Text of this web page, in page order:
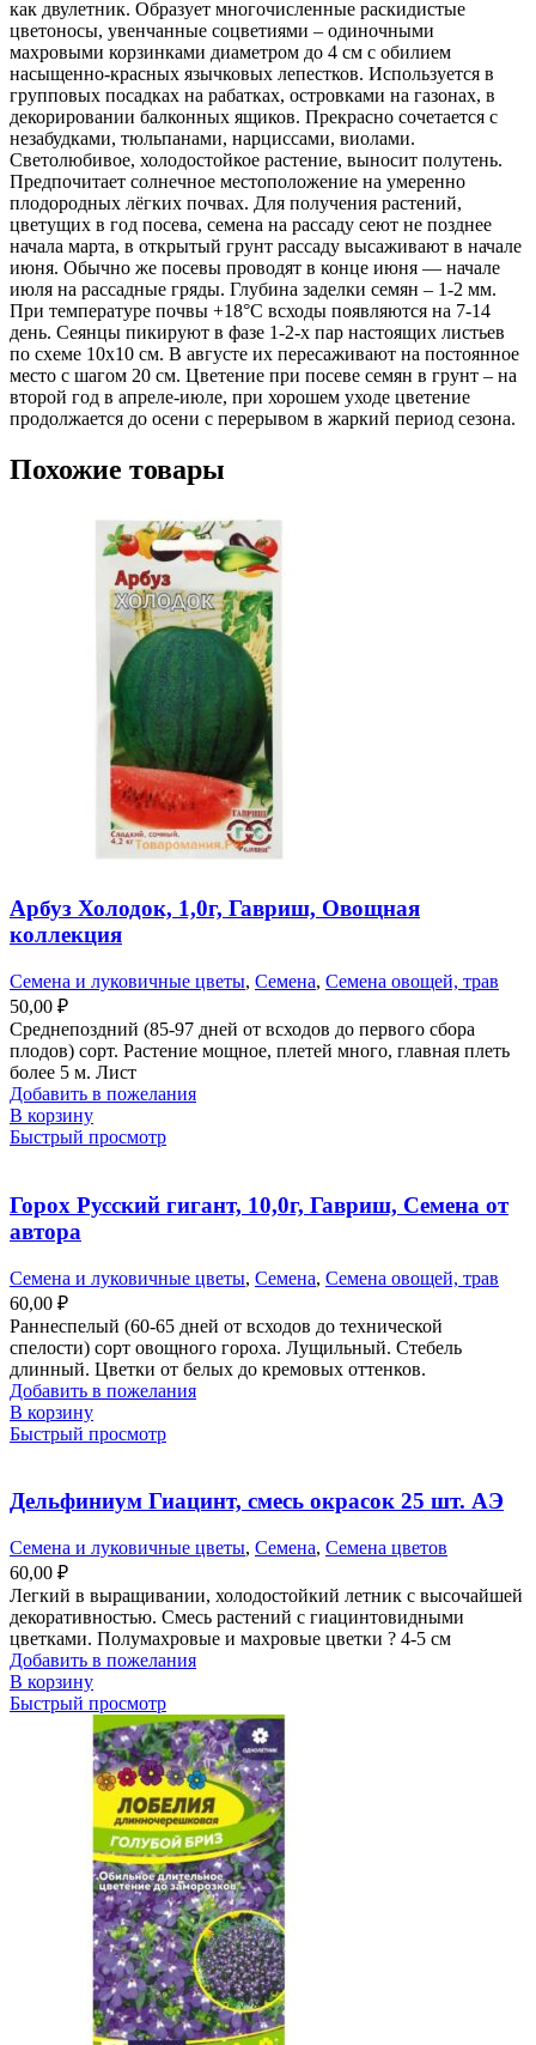
как двулетник. Образует многочисленные раскидистые
цветоносы, увенчанные соцветиями – одиночными
махровыми корзинками диаметром до 4 см с обилием
насыщенно-красных язычковых лепестков. Используется в
групповых посадках на рабатках, островками на газонах, в
декорировании балконных ящиков. Прекрасно сочетается с
незабудками, тюльпанами, нарциссами, виолами.
Светолюбивое, холодостойкое растение, выносит полутень.
Предпочитает солнечное местоположение на умеренно
плодородных лёгких почвах. Для получения растений,
цветущих в год посева, семена на рассаду сеют не позднее
начала марта, в открытый грунт рассаду высаживают в начале
июня. Обычно же посевы проводят в конце июня — начале
июля на рассадные гряды. Глубина заделки семян – 1-2 мм.
При температуре почвы +18°C всходы появляются на 7-14
день. Сеянцы пикируют в фазе 1-2-х пар настоящих листьев
по схеме 10х10 см. В августе их пересаживают на постоянное
место с шагом 20 см. Цветение при посеве семян в грунт – на
второй год в апреле-июле, при хорошем уходе цветение
продолжается до осени с перерывом в жаркий период сезона.
Похожие товары
Арбуз Холодок, 1,0г, Гавриш, Овощная
коллекция
Семена и луковичные цветы, Семена, Семена овощей, трав
50,00 ₽
Среднепоздний (85-97 дней от всходов до первого сбора
плодов) сорт. Растение мощное, плетей много, главная плеть
более 5 м. Лист
Добавить в пожелания
В корзину
Быстрый просмотр
Горох Русский гигант, 10,0г, Гавриш, Семена от
автора
Семена и луковичные цветы, Семена, Семена овощей, трав
60,00 ₽
Раннеспелый (60-65 дней от всходов до технической
спелости) сорт овощного гороха. Лущильный. Стебель
длинный. Цветки от белых до кремовых оттенков.
Добавить в пожелания
В корзину
Быстрый просмотр
Дельфиниум Гиацинт, смесь окрасок 25 шт. АЭ
Семена и луковичные цветы, Семена, Семена цветов
60,00 ₽
Легкий в выращивании, холодостойкий летник с высочайшей
декоративностью. Смесь растений с гиацинтовидными
цветками. Полумахровые и махровые цветки ? 4-5 см
Добавить в пожелания
В корзину
Быстрый просмотр